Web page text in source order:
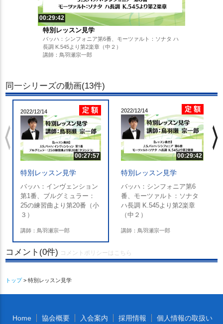
00:29:42
特別レッスン見学
バッハ：シンフォニア第6番、モーツァルト：ソナタ ハ
長調 K.545より第2楽章（中２）
講師：鳥羽瀬宗一郎
同一シリーズの動画(13件)
2022/12/14 定 額
00:27:57
特別レッスン見学
バッハ：インヴェンション
第1番、ブルグミュラー：
25の練習曲より第20番（小
３）
講師：鳥羽瀬宗一郎
2022/12/14 定 額
00:29:42
特別レッスン見学
バッハ：シンフォニア第6
番、モーツァルト：ソナタ
ハ長調 K.545より第2楽章
（中２）
講師：鳥羽瀬宗一郎
chevron_left chevron_right
コメント(0件) コメントポリシーはこちら
トップ> 特別レッスン見学
Home 協会概要 入会案内 採用情報 個人情報の取扱い